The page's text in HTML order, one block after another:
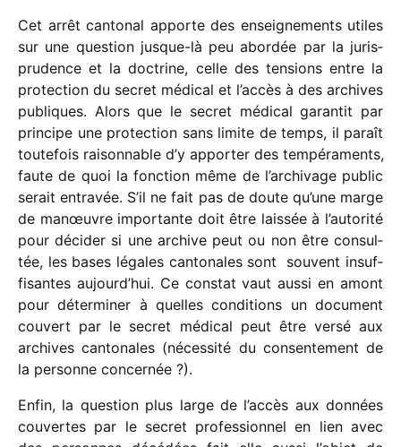
Cet arrêt canto­nal apporte des ensei­gne­ments utiles
sur une ques­tion jusque-là peu abor­dée par la juris­
pru­dence et la doctrine, celle des tensions entre la
protec­tion du secret médi­cal et l’accès à des archives
publiques. Alors que le secret médi­cal garan­tit par
prin­cipe une protec­tion sans limite de temps, il paraît
toute­fois raison­nable d’y appor­ter des tempé­ra­ments,
faute de quoi la fonc­tion même de l’archivage public
serait entra­vée. S’il ne fait pas de doute qu’une marge
de manœuvre impor­tante doit être lais­sée à l’autorité
pour déci­der si une archive peut ou non être consul­
tée, les bases légales canto­nales sont souvent insuf­
fi­santes aujourd’hui. Ce constat vaut aussi en amont
pour déter­mi­ner à quelles condi­tions un docu­ment
couvert par le secret médi­cal peut être versé aux
archives canto­nales (néces­sité du consen­te­ment de
la personne concernée ?).
Enfin, la ques­tion plus large de l’accès aux données
couvertes par le secret profes­sion­nel en lien avec